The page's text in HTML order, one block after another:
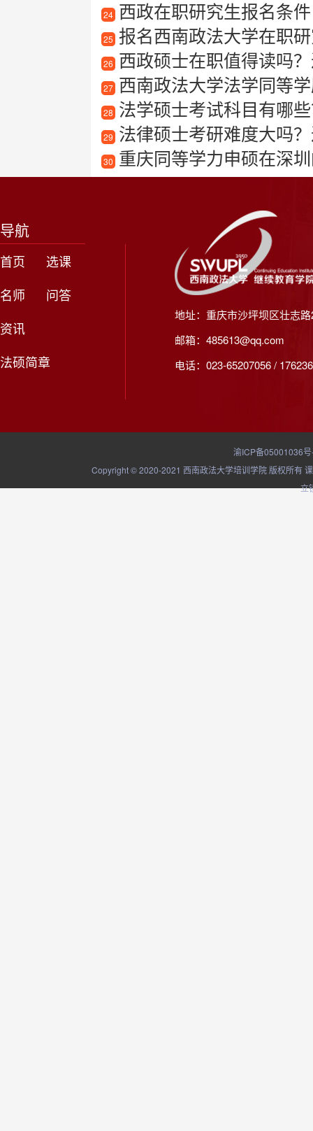
24 西政在职研究生报名条件
25 报名西南政法大学在职
26 西政硕士在职值得读吗
27 西南政法大学法学同等
28 法学硕士考试科目有哪
29 法律硕士考研难度大吗
30 重庆同等学力申硕在深
导航
首页
选课
名师
问答
资讯
法硕简章
地址：重庆市沙坪坝区壮志
邮箱：485613@qq.com
电话：023-65207056 /
渝ICP备05001036
Copyright © 2020-2021 西南政法大学培训学院 版权所有
立